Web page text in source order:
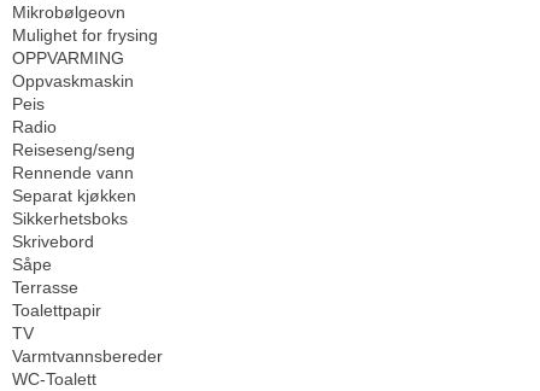
Mikrobølgeovn
Mulighet for frysing
OPPVARMING
Oppvaskmaskin
Peis
Radio
Reiseseng/seng
Rennende vann
Separat kjøkken
Sikkerhetsboks
Skrivebord
Såpe
Terrasse
Toalettpapir
TV
Varmtvannsbereder
WC-Toalett